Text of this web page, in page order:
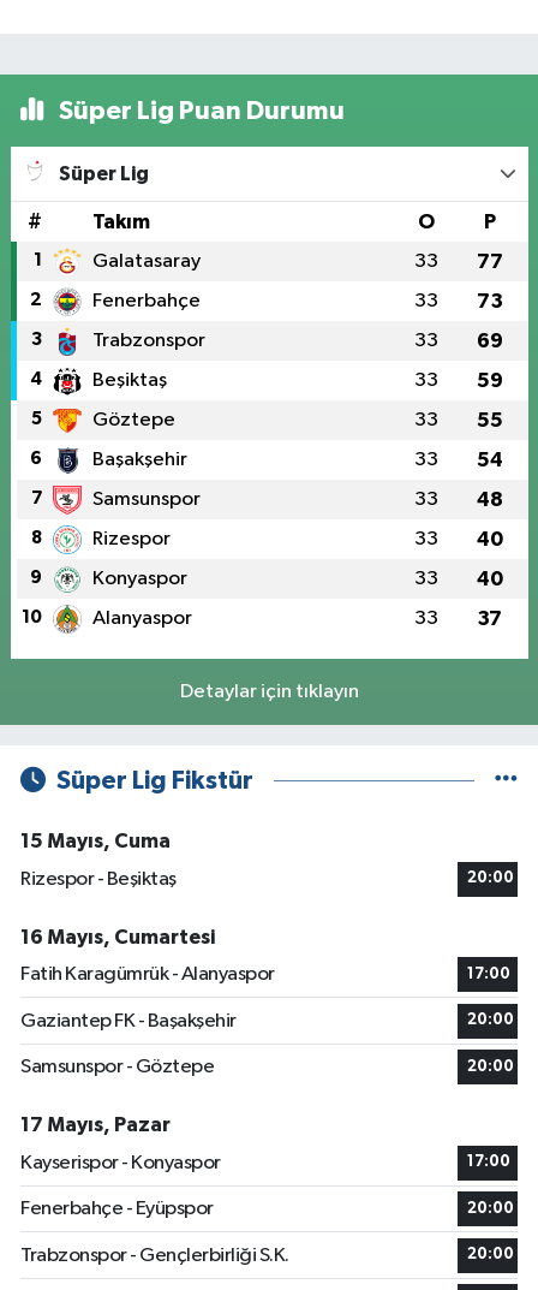
Süper Lig Puan Durumu
Süper Lig
# Takım O P
1 Galatasaray 33 77
2 Fenerbahçe 33 73
3 Trabzonspor 33 69
4 Beşiktaş 33 59
5 Göztepe 33 55
6 Başakşehir 33 54
7 Samsunspor 33 48
8 Rizespor 33 40
9 Konyaspor 33 40
10 Alanyaspor 33 37
Detaylar için tıklayın
Süper Lig Fikstür
15 Mayıs, Cuma
Rizespor - Beşiktaş
20:00
16 Mayıs, Cumartesi
Fatih Karagümrük - Alanyaspor
17:00
Gaziantep FK - Başakşehir 20:00
Samsunspor - Göztepe 20:00
17 Mayıs, Pazar
Kayserispor - Konyaspor
17:00
Fenerbahçe - Eyüpspor 20:00
Trabzonspor - Gençlerbirliği S.K. 20:00